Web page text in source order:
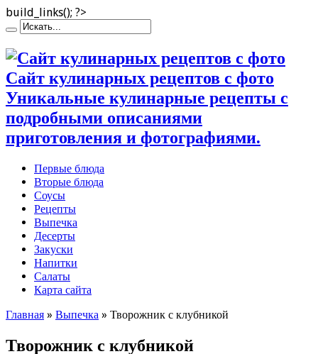
build_links(); ?>
Сайт кулинарных рецептов с фото
Уникальные кулинарные рецепты с
подробными описаниями
приготовления и фотографиями.
Первые блюда
Вторые блюда
Соусы
Рецепты
Выпечка
Десерты
Закуски
Напитки
Салаты
Карта сайта
Главная » Выпечка » Творожник с клубникой
Творожник с клубникой